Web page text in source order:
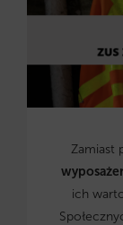
Zamiast
ich